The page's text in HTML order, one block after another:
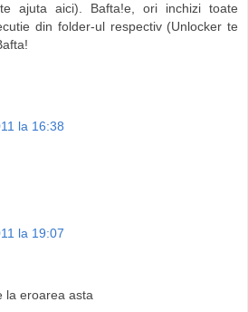
ajuta aici). Bafta!e, ori inchizi toate
din folder-ul respectiv (Unlocker te
la 16:38
la 19:07
la eroarea asta